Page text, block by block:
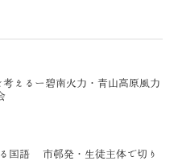
考えるー碧南火力・青山高原風力
国語 市邨発・生徒主体で切り